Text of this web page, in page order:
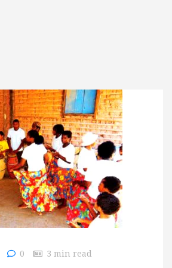
0 3 min read